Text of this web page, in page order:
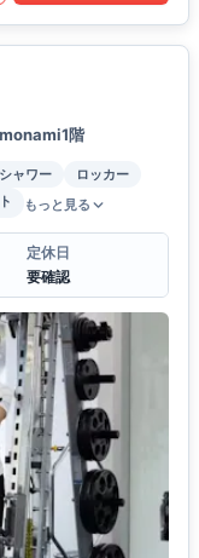
階
シャワー
ロッカー
もっと見る
定休日
要確認